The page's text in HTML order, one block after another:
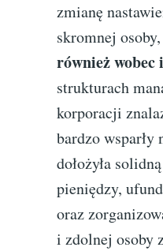
zmianę
skromnej osoby,
również wobec
strukturach
korporacji
bardzo wsparły
dołożyła
pieniędzy,
oraz
i zdolnej osoby